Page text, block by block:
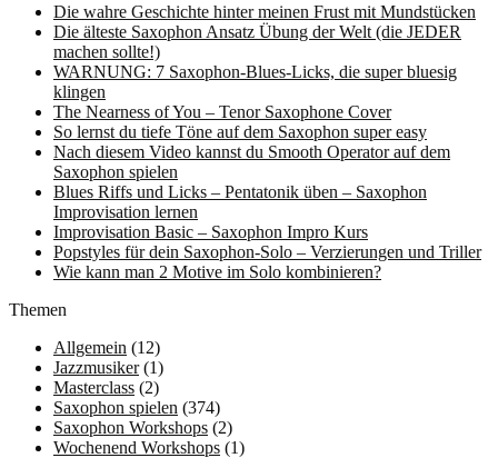
Die wahre Geschichte hinter meinen Frust mit Mundstücken
Die älteste Saxophon Ansatz Übung der Welt (die JEDER
machen sollte!)
WARNUNG: 7 Saxophon-Blues-Licks, die super bluesig
klingen
The Nearness of You – Tenor Saxophone Cover
So lernst du tiefe Töne auf dem Saxophon super easy
Nach diesem Video kannst du Smooth Operator auf dem
Saxophon spielen
Blues Riffs und Licks – Pentatonik üben – Saxophon
Improvisation lernen
Improvisation Basic – Saxophon Impro Kurs
Popstyles für dein Saxophon-Solo – Verzierungen und Triller
Wie kann man 2 Motive im Solo kombinieren?
Themen
Allgemein (12)
Jazzmusiker(1)
Masterclass (2)
Saxophon spielen (374)
Saxophon Workshops (2)
Wochenend Workshops (1)